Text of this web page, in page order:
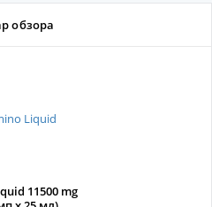
обзора
11500 mg